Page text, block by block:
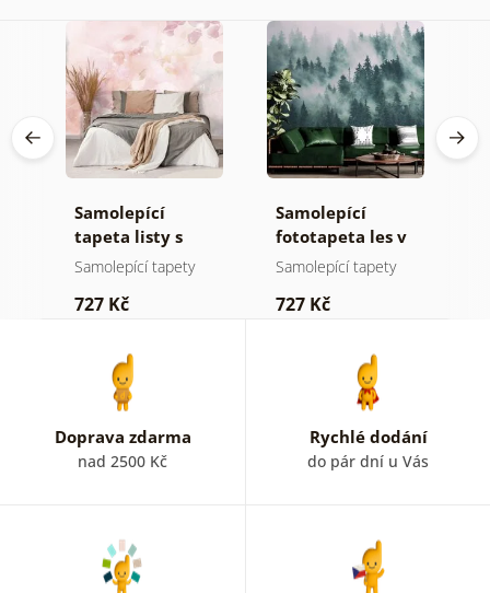
Samolepící
tapeta listy s
pastelovým
Samolepící tapety
727 Kč
Samolepící
fototapeta les v
mlze
Samolepící tapety
727 Kč
Doprava zdarma
nad 2500 Kč
Rychlé dodání
do pár dní u Vás